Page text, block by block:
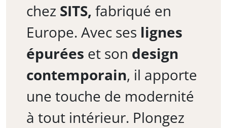
chez SITS, fabriqué en
Europe. Avec ses lignes
épurées et son design
contemporain, il apporte
une touche de modernité
à tout intérieur. Plongez